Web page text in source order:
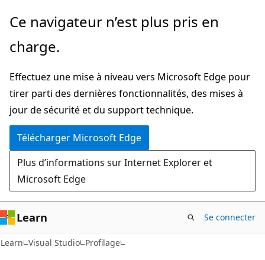
Passer
directement
au
principal
Ce navigateur n’est plus pris en
charge.
Effectuez une mise à niveau vers Microsoft Edge pour
tirer parti des dernières fonctionnalités, des mises à
jour de sécurité et du support technique.
Télécharger Microsoft Edge
Plus d’informations sur Internet Explorer et
Microsoft Edge
Learn Se connecter
Learn Visual Studio Profilage